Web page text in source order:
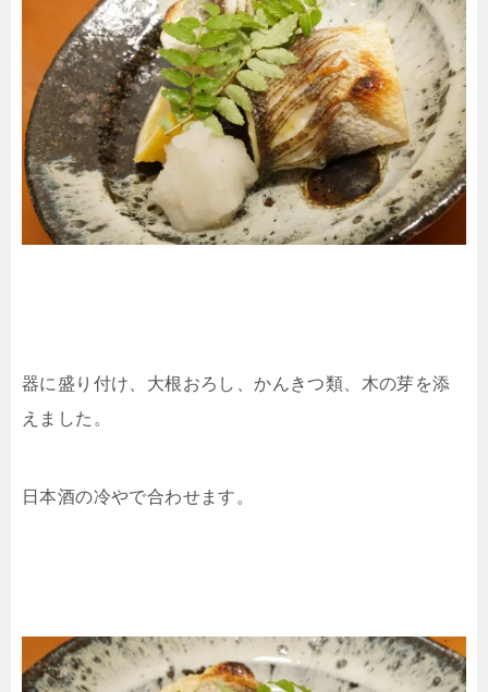
器に盛り付け、大根おろし、かんきつ類、木の芽を添
えました。
日本酒の冷やで合わせます。